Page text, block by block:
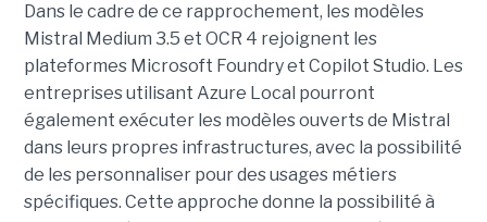
Dans le cadre de ce rapprochement, les modèles
Mistral Medium 3.5 et OCR 4 rejoignent les
plateformes Microsoft Foundry et Copilot Studio. Les
entreprises utilisant Azure Local pourront
également exécuter les modèles ouverts de Mistral
dans leurs propres infrastructures, avec la possibilité
de les personnaliser pour des usages métiers
spécifiques. Cette approche donne la possibilité à